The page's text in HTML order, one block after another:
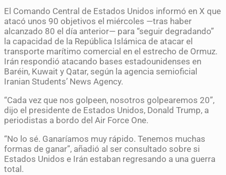
El Comando Central de Estados Unidos informó en X que
atacó unos 90 objetivos el miércoles —tras haber
alcanzado 80 el día anterior— para “seguir degradando”
la capacidad de la República Islámica de atacar el
transporte marítimo comercial en el estrecho de Ormuz.
Irán respondió atacando bases estadounidenses en
Baréin, Kuwait y Qatar, según la agencia semioficial
Iranian Students’ News Agency.
“Cada vez que nos golpeen, nosotros golpearemos 20”,
dijo el presidente de Estados Unidos, Donald Trump, a
periodistas a bordo del Air Force One.
“No lo sé. Ganaríamos muy rápido. Tenemos muchas
formas de ganar”, añadió al ser consultado sobre si
Estados Unidos e Irán estaban regresando a una guerra
total.